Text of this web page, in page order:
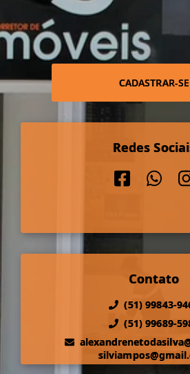
CADASTRAR-SE
Redes
Contato
(51) 99843-
(51) 99689-